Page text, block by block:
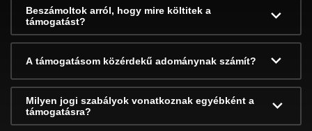
Beszámoltok arról, hogy mire költitek a
támogatást?
A támogatásom közérdekű adománynak számít?
Milyen jogi szabályok vonatkoznak egyébként a
támogatásra?